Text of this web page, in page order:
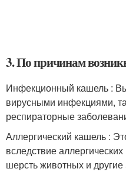
3. По причинам
Инфекционный кашель :
вирусными инфекциями,
респираторные
Аллергический кашель :
вследствие
шерсть животных и